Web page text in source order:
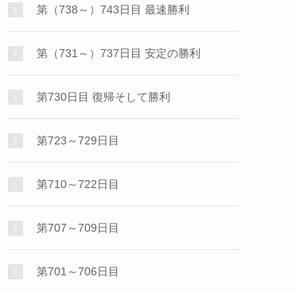
第（738～）743日目 最速勝利
第（731～）737日目 安定の勝利
第730日目 復帰そして勝利
第723～729日目
第710～722日目
第707～709日目
第701～706日目